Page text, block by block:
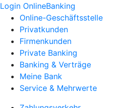
Login OnlineBanking
Online-Geschäftsstelle
Privatkunden
Firmenkunden
Private Banking
Banking & Verträge
Meine Bank
Service & Mehrwerte